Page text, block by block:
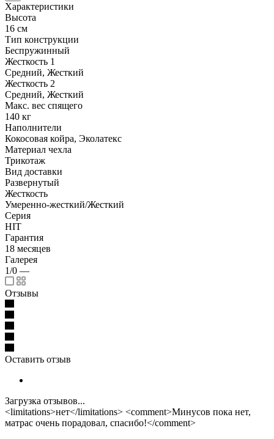
Характеристики
Высота
16 см
Тип конструкции
Беспружинный
Жесткость 1
Средний, Жесткий
Жесткость 2
Средний, Жесткий
Макс. вес спящего
140 кг
Наполнители
Кокосовая койра, Эколатекс
Материал чехла
Трикотаж
Вид доставки
Развернутый
Жесткость
Умеренно-жесткий/Жесткий
Серия
HIT
Гарантия
18 месяцев
Галерея
1/0 —
Отзывы
Оставить отзыв
Загрузка отзывов...
<limitations>нет</limitations> <comment>Минусов пока нет,
матрас очень порадовал, спасибо!</comment>